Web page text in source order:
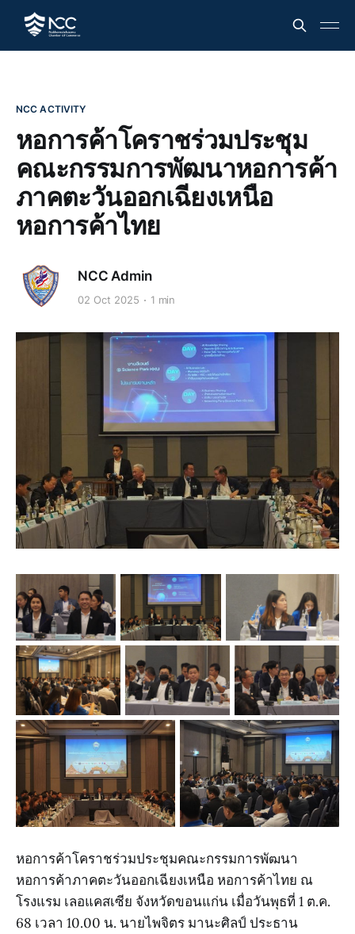
NCC ACTIVITY
หอการค้าโคราชร่วมประชุม
คณะกรรมการพัฒนาหอการค้า
ภาคตะวันออกเฉียงเหนือ
หอการค้าไทย
NCC Admin
02 Oct 2025 1 min
หอการค้าโคราชร่วมประชุมคณะกรรมการพัฒนา
หอการค้าภาคตะวันออกเฉียงเหนือ หอการค้าไทย ณ
โรงแรม เลอแคสเซีย จังหวัดขอนแก่น เมื่อวันพุธที่ 1 ต.ค.
68 เวลา 10.00 น. นายไพจิตร มานะศิลป์ ประธาน